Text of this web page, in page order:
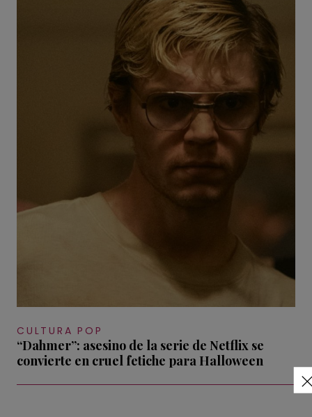
CULTURA POP
“Dahmer”: asesino de la serie de Netflix se
convierte en cruel fetiche para Halloween